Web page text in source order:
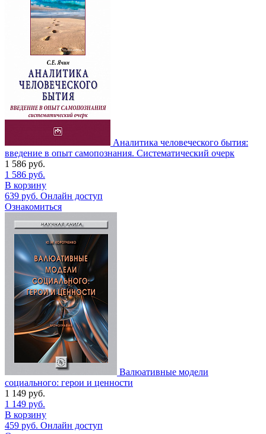
Аналитика человеческого бытия:
введение в опыт самопознания. Систематический очерк
1 586 руб.
1 586 руб.
В корзину
639 руб. Онлайн доступ
Ознакомиться
Валюативные модели
социального: герои и ценности
1 149 руб.
1 149 руб.
В корзину
459 руб. Онлайн доступ